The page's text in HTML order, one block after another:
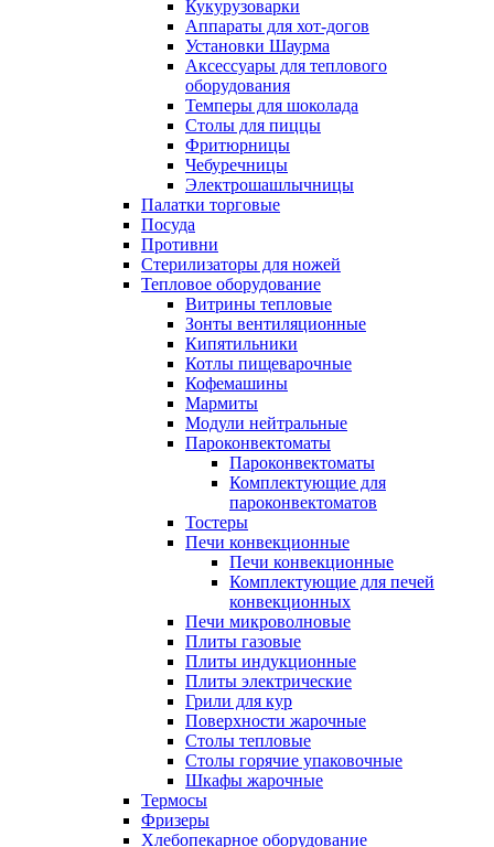
Кукурузоварки
Аппараты для хот-догов
Установки Шаурма
Аксессуары для теплового
оборудования
Темперы для шоколада
Столы для пиццы
Фритюрницы
Чебуречницы
Электрошашлычницы
Палатки торговые
Посуда
Противни
Стерилизаторы для ножей
Тепловое оборудование
Витрины тепловые
Зонты вентиляционные
Кипятильники
Котлы пищеварочные
Кофемашины
Мармиты
Модули нейтральные
Пароконвектоматы
Пароконвектоматы
Комплектующие для
пароконвектоматов
Тостеры
Печи конвекционные
Печи конвекционные
Комплектующие для печей
конвекционных
Печи микроволновые
Плиты газовые
Плиты индукционные
Плиты электрические
Грили для кур
Поверхности жарочные
Столы тепловые
Столы горячие упаковочные
Шкафы жарочные
Термосы
Фризеры
Хлебопекарное оборудование